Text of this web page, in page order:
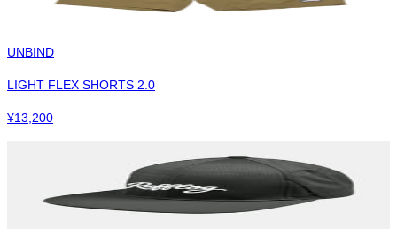
UNBIND
LIGHT FLEX SHORTS 2.0
¥13,200